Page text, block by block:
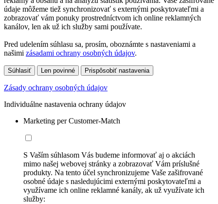
údaje môžeme tiež synchronizovať s externými poskytovateľmi a
zobrazovať vám ponuky prostredníctvom ich online reklamných
kanálov, len ak už ich služby sami používate.
Pred udelením súhlasu sa, prosím, oboznámte s nastaveniami a
našimi zásadami ochrany osobných údajov.
Súhlasiť Len povinné Prispôsobiť nastavenia
Zásady ochrany osobných údajov
Individuálne nastavenia ochrany údajov
Marketing per Customer-Match
S Vaším súhlasom Vás budeme informovať aj o akciách
mimo našej webovej stránky a zobrazovať Vám príslušné
produkty. Na tento účel synchronizujeme Vaše zašifrované
osobné údaje s nasledujúcimi externými poskytovateľmi a
využívame ich online reklamné kanály, ak už využívate ich
služby: